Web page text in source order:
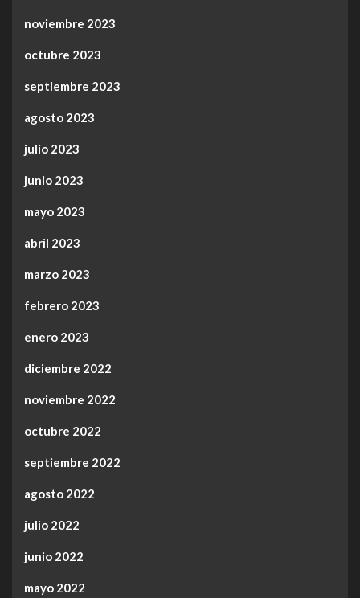
noviembre 2023
octubre 2023
septiembre 2023
agosto 2023
julio 2023
junio 2023
mayo 2023
abril 2023
marzo 2023
febrero 2023
enero 2023
diciembre 2022
noviembre 2022
octubre 2022
septiembre 2022
agosto 2022
julio 2022
junio 2022
mayo 2022